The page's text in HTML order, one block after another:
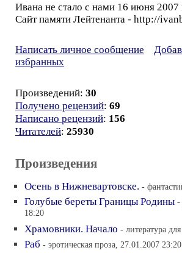
Ивана не стало с нами 16 июня 2007
Сайт памяти Лейтенанта - http://
Написать личное сообщение
избранных
Произведений: 30
Получено рецензий: 69
Написано рецензий: 156
Читателей: 25930
Произведения
Осень в Нижневартовске. -
Голубые береты Границы Родины -
18:20
Храмовники. Начало - литература
Раб - эротическая проза, 27.01.2007 23:20